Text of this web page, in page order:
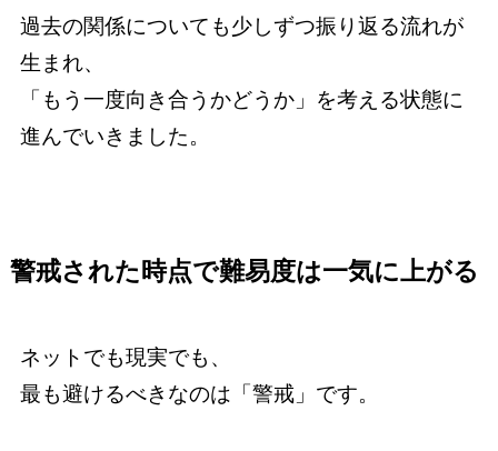
過去の関係についても少しずつ振り返る流れが
生まれ、
「もう一度向き合うかどうか」を考える状態に
進んでいきました。
警戒された時点で難易度は一気に上がる
ネットでも現実でも、
最も避けるべきなのは「警戒」です。